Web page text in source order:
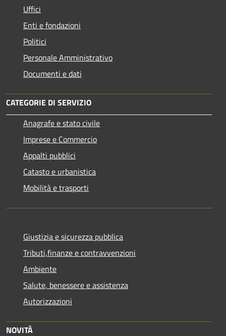
Uffici
Enti e fondazioni
Politici
Personale Amministrativo
Documenti e dati
CATEGORIE DI SERVIZIO
Anagrafe e stato civile
Imprese e Commercio
Appalti pubblici
Catasto e urbanistica
Mobilità e trasporti
Giustizia e sicurezza pubblica
Tributi,finanze e contravvenzioni
Ambiente
Salute, benessere e assistenza
Autorizzazioni
NOVITÀ